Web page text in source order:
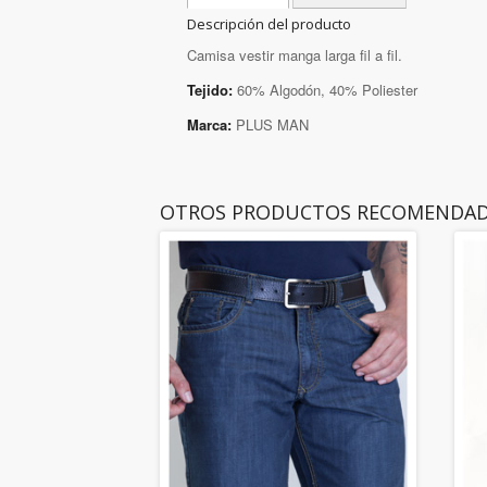
Descripción del producto
Camisa vestir manga larga fil a fil.
Tejido: 60% Algodón, 40% Poliester
Marca: PLUS MAN
OTROS PRODUCTOS